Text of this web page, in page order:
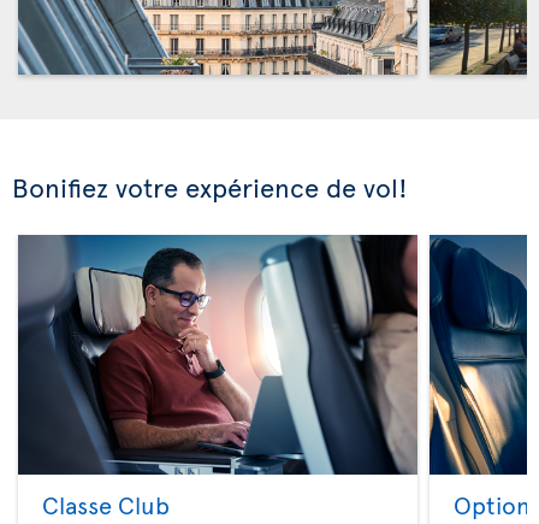
Bonifiez votre expérience de vol!
Classe Club Option